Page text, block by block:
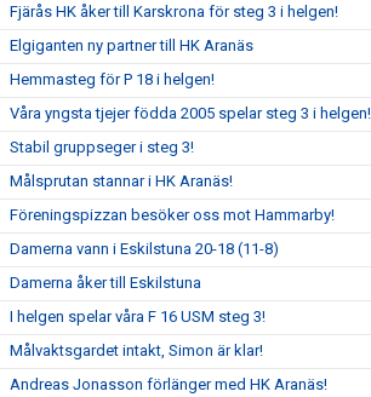
Fjärås HK åker till Karskrona för steg 3 i helgen!
Elgiganten ny partner till HK Aranäs
Hemmasteg för P 18 i helgen!
Våra yngsta tjejer födda 2005 spelar steg 3 i helgen!
Stabil gruppseger i steg 3!
Målsprutan stannar i HK Aranäs!
Föreningspizzan besöker oss mot Hammarby!
Damerna vann i Eskilstuna 20-18 (11-8)
Damerna åker till Eskilstuna
I helgen spelar våra F 16 USM steg 3!
Målvaktsgardet intakt, Simon är klar!
Andreas Jonasson förlänger med HK Aranäs!